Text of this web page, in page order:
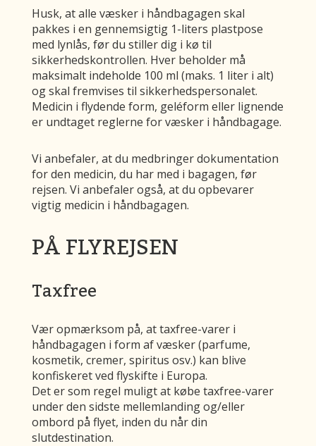
Husk, at alle væsker i håndbagagen skal
pakkes i en gennemsigtig 1-liters plastpose
med lynlås, før du stiller dig i kø til
sikkerhedskontrollen. Hver beholder må
maksimalt indeholde 100 ml (maks. 1 liter i alt)
og skal fremvises til sikkerhedspersonalet.
Medicin i flydende form, geléform eller lignende
er undtaget reglerne for væsker i håndbagage.
Vi anbefaler, at du medbringer dokumentation
for den medicin, du har med i bagagen, før
rejsen. Vi anbefaler også, at du opbevarer
vigtig medicin i håndbagagen.
PÅ FLYREJSEN
Taxfree
Vær opmærksom på, at taxfree-varer i
håndbagagen i form af væsker (parfume,
kosmetik, cremer, spiritus osv.) kan blive
konfiskeret ved flyskifte i Europa.
Det er som regel muligt at købe taxfree-varer
under den sidste mellemlanding og/eller
ombord på flyet, inden du når din
slutdestination.